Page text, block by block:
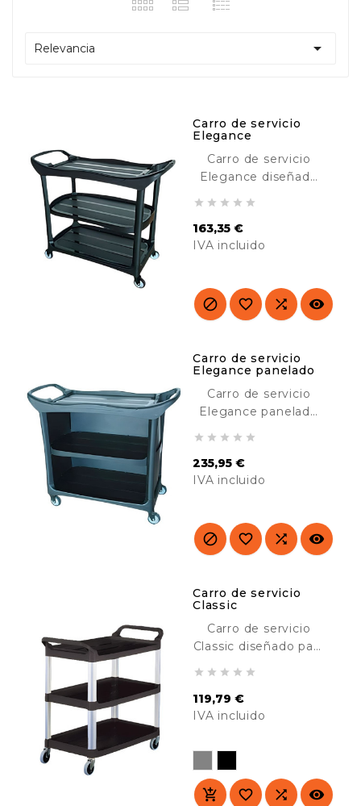
Relevancia 
Carro de servicio
Elegance
Carro de servicio
Elegance diseñado
hospitales,
comedores, colegios,
duradero.
    
163,35 €
IVA incluido
   
Carro de servicio
Elegance panelado
Carro de servicio
Elegance panelado
lugares cara al
público. Resistente y
material en hoteles,
hospitales,
industria, etc.
    
235,95 €
IVA incluido
   
Carro de servicio
Classic
Carro de servicio
Classic diseñado para
hospitales,
comedores, colegios,
Resistente y
duradero.
    
119,79 €
IVA incluido
   